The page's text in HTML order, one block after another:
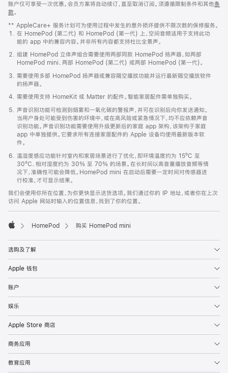
账户仅可享受一次优惠。会员方案将自动续订，直至取消订阅。须遵循限制条件和其他条
款。
窗
口
中
打
开)
** AppleCare+ 服务计划可为使用过程中发生的意外损坏提供不限次数的保修服务。
在 HomePod (第二代) 和 HomePod (第一代) 上，空间音频适用于支持此功
能的 app 中的兼容内容。并非所有内容都支持杜比全景声。
组建 HomePod 立体声组合需要使用两部同款 HomePod 扬声器，如两部
HomePod mini、两部 HomePod (第二代) 或两部 HomePod (第一代)。
需要使用多部 HomePod 扬声器或兼容隔空播放功能并运行最新隔空播放软件
的扬声器。
需要使用支持 HomeKit 或 Matter 的配件。智能家居配件需单独购买。
声音识别功能可检测到烟雾和一氧化碳的警报声，并可在识别后向你发送通知。
当用户身处可能受到伤害的环境中，或在高风险或紧急情况下，均不应依赖声音
识别功能。声音识别功能需要使用升级更新后的家庭 app 架构，该架构于家庭
app 中单独提供。它要求所有连接家居配件的 Apple 设备均使用最新版本软
件。
温湿度感应功能针对室内和家居场景进行了优化，即环境温度约为 15ºC 至
30ºC、相对湿度约为 30% 至 70% 的场景。在长时间以高音量播放音频等情
况下，准确性可能会降低。HomePod mini 在启动后需要一定时间对传感器进
行校准，才可显示结果。
我们会使用你所在位置，为你更快显示送货选项。我们通过你的 IP 地址，或者你在上次
访问 Apple 网站时输入的位置信息，找到了你的位置。
HomePod 购买 HomePod mini
选购及了解
Apple 钱包
账户
娱乐
Apple Store 商店
商务应用
教育应用